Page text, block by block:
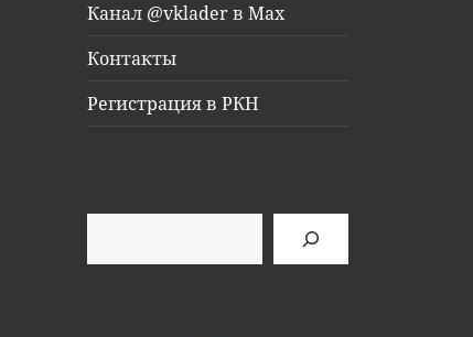
Канал @vklader в Max
Контакты
Регистрация в РКН